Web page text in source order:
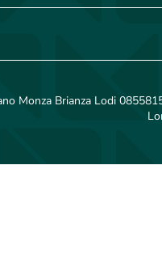
Monza Brianza Lodi